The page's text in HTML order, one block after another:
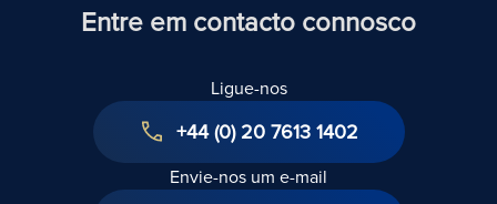
Entre em contacto connosco
Ligue-nos
+44 (0) 20 7613 1402
Envie-nos um e-mail